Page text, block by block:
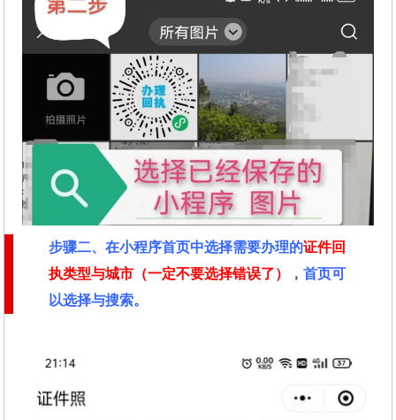
步骤二、在小程序首页中选择需要办理的证件回
执类型与城市（一定不要选择错误了）
，首页可
以选择与搜索。